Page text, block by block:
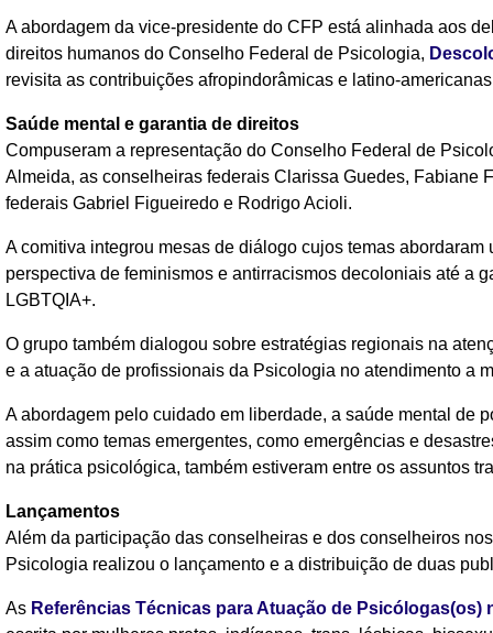
A abordagem da vice-presidente do CFP está alinhada aos
direitos humanos do Conselho Federal de Psicologia,
revisita as contribuições afropindorâmicas e latino-
Saúde mental e garantia de direitos
Compuseram a representação do Conselho Federal de
Almeida, as conselheiras federais Clarissa Guedes, Fabiane
federais Gabriel Figueiredo e Rodrigo Acioli.
A comitiva integrou mesas de diálogo cujos temas
perspectiva de feminismos e antirracismos decoloniais até a
LGBTQIA+.
O grupo também dialogou sobre estratégias regionais na
e a atuação de profissionais da Psicologia no atendimento a
A abordagem pelo cuidado em liberdade, a saúde mental de
assim como temas emergentes, como emergências e
na prática psicológica, também estiveram entre os assuntos
Lançamentos
Além da participação das conselheiras e dos conselheiros
Psicologia realizou o lançamento e a distribuição de duas
As Referências Técnicas para Atuação de